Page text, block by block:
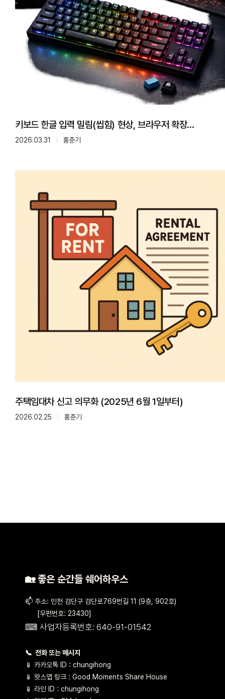
키보드 한글 입력 밀림(씹힘) 현상, 브라우저 확장
프로그램이 원인이였습니다!
2026.03.31 홍춘기
주택임대차 신고 의무화 (2025년 6월 1일부터)
2026.02.25 홍춘기
🏡 좋은 순간들 쉐어하우스
📫 주소: 인천 검단구 검단로769번길 11 (9층, 902호)
[우편번호: 23430]
⌨ 사업자등록번호: 640-91-01542
📞 전화 또는 메시지
📱 카카오톡 ID : chungihong
📱 왓스앱 링크 : Good Moments Share House
📱 라인 ID : chungihong